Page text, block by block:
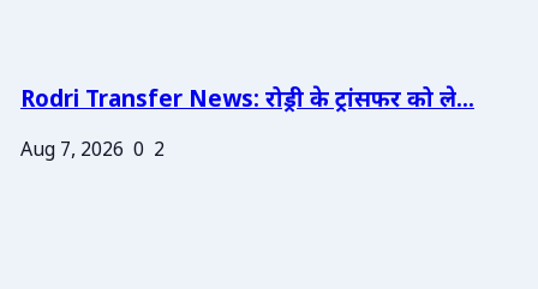
Rodri Transfer News: रोड्री के ट्रांसफर को ले...
Aug 7, 2026 0 2